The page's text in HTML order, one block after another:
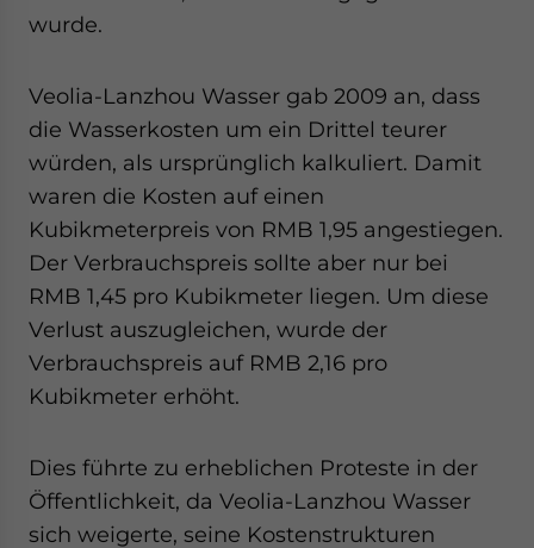
wurde.
Veolia-Lanzhou Wasser gab 2009 an, dass
die Wasserkosten um ein Drittel teurer
würden, als ursprünglich kalkuliert. Damit
waren die Kosten auf einen
Kubikmeterpreis von RMB 1,95 angestiegen.
Der Verbrauchspreis sollte aber nur bei
RMB 1,45 pro Kubikmeter liegen. Um diese
Verlust auszugleichen, wurde der
Verbrauchspreis auf RMB 2,16 pro
Kubikmeter erhöht.
Dies führte zu erheblichen Proteste in der
Öffentlichkeit, da Veolia-Lanzhou Wasser
sich weigerte, seine Kostenstrukturen